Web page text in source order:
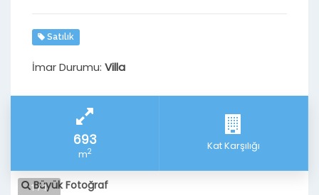
Satılık
İmar Durumu: Villa
693
m2 Kat Karşılığı
1 / 1
Büyük Fotoğraf